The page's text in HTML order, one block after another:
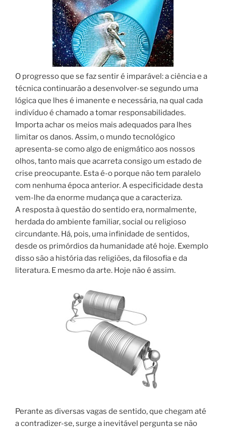
O progresso que se faz sentir é imparável: a ciência e a
técnica continuarão a desenvolver-se segundo uma
lógica que lhes é imanente e necessária, na qual cada
indivíduo é chamado a tomar responsabilidades.
Importa achar os meios mais adequados para lhes
limitar os danos. Assim, o mundo tecnológico
apresenta-se como algo de enigmático aos nossos
olhos, tanto mais que acarreta consigo um estado de
crise preocupante. Esta é-o porque não tem paralelo
com nenhuma época anterior. A especificidade desta
vem-lhe da enorme mudança que a caracteriza.
A resposta à questão do sentido era, normalmente,
herdada do ambiente familiar, social ou religioso
circundante. Há, pois, uma infinidade de sentidos,
desde os primórdios da humanidade até hoje. Exemplo
disso são a história das religiões, da filosofia e da
literatura. E mesmo da arte. Hoje não é assim.
Perante as diversas vagas de sentido, que chegam até
a contradizer-se, surge a inevitável pergunta se não